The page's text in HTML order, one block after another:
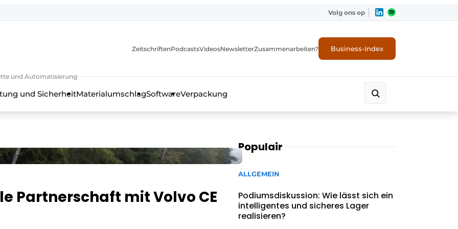
Volg ons op
und Automatisierung
ZeitschriftenPodcastsVideosNewsletterZusammenarbeiten? Business-Index
und SicherheitMaterialumschlagSoftwareVerpackung
Partnerschaft mit Volvo CE
Populair
ALLGEMEIN
Podiumsdiskussion: Wie lässt sich ein
intelligentes und sicheres Lager
realisieren?